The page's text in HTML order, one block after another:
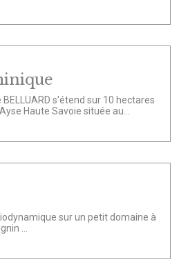
s'étend sur 10 hectares
Haute Savoie située au...
sur un petit domaine à
...